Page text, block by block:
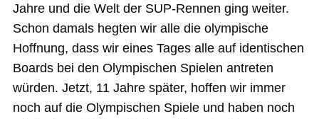
Jahre und die Welt der SUP-Rennen ging weiter.
Schon damals hegten wir alle die olympische
Hoffnung, dass wir eines Tages alle auf identischen
Boards bei den Olympischen Spielen antreten
würden. Jetzt, 11 Jahre später, hoffen wir immer
noch auf die Olympischen Spiele und haben noch